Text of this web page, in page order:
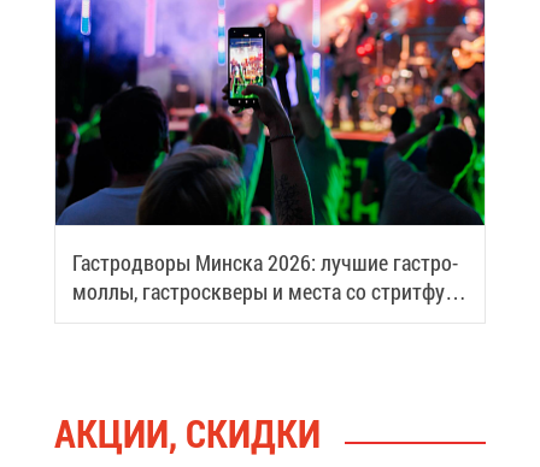
Га­стро­дво­ры Мин­ска 2026: луч­шие га­стро­
мол­лы, га­стро­скве­ры и ме­ста со стрит­фу­
дом
АК­ЦИИ, СКИД­КИ